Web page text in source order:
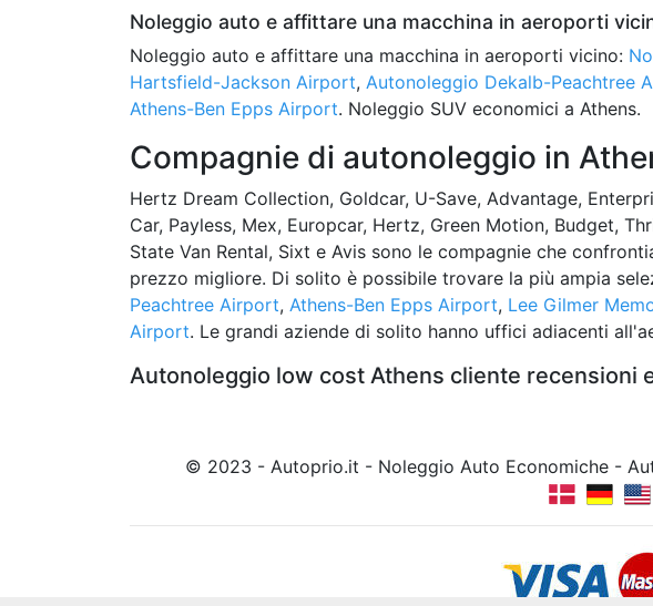
Noleggio auto e affittare una macchina in aeroporti
Noleggio auto e affittare una macchina in aeroporti vicino:
Hartsfield-Jackson Airport, Autonoleggio Dekalb-Peachtree
Athens-Ben Epps Airport. Noleggio SUV economici a Athens.
Compagnie di autonoleggio in
Hertz Dream Collection, Goldcar, U-Save, Advantage,
Car, Payless, Mex, Europcar, Hertz, Green Motion, Budget,
State Van Rental, Sixt e Avis sono le compagnie che
prezzo migliore. Di solito è possibile trovare la più ampia
Peachtree Airport, Athens-Ben Epps Airport, Lee Gilmer
Airport. Le grandi aziende di solito hanno uffici adiacenti
Autonoleggio low cost Athens cliente recensioni
© 2023 - Autoprio.it - Noleggio Auto Economiche -